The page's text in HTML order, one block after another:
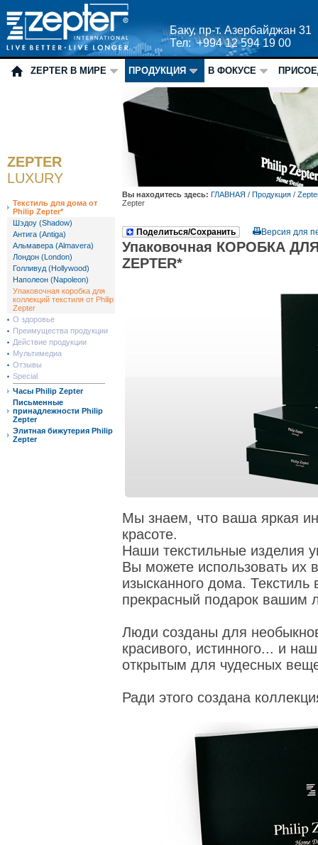
Баку, пр-т. Азербайджан 31
Тел: +994 12 594 19 00
ZEPTER В МИРЕ ПРОДУКЦИЯ В ФОКУСЕ
ZEPTER
LUXURY
Текстиль для дома от
Philip Zepter*
Шэдоу (Shadow)
Антига (Antiga)
Альмавера (Almavera)
Лондон (London)
Голливуд (Hollywood)
Наполеон (Napoleon)
Упаковочная коробка для
коллекций текстиля от Philip
Zepter
О здоровье
Преимущества продукции
Действие продукции
Мультимедиа
Отзывы
Special
Часы Philip Zepter
Письменные
принадлежности Philip
Zepter
Элитная бижутерия Philip
Zepter
Вы находитесь здесь: ГЛАВНАЯ / Продукция /
Zepter
Поделиться/Сохранить Версия для
Упаковочная КОРОБКА
ZEPTER*
Мы знаем, что ваша яркая
красоте.
Наши текстильные изделия
Вы можете использовать их
изысканного дома. Текстиль
прекрасный подарок
Люди созданы для
красивого, истинного... и
открытым для чудесных
Ради этого создана